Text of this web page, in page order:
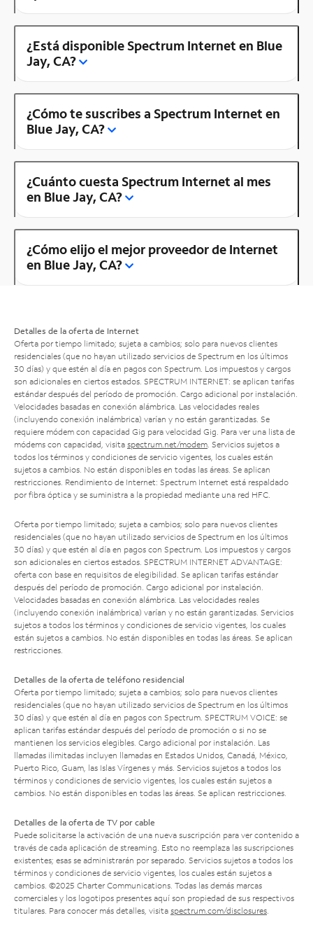
¿Está disponible Spectrum Internet en Blue
Jay, CA?
¿Cómo te suscribes a Spectrum Internet en
Blue Jay, CA?
¿Cuánto cuesta Spectrum Internet al mes
en Blue Jay, CA?
¿Cómo elijo el mejor proveedor de Internet
en Blue Jay, CA?
Detalles de la oferta de Internet
Oferta por tiempo limitado; sujeta a cambios; solo para nuevos clientes
residenciales (que no hayan utilizado servicios de Spectrum en los últimos
30 días) y que estén al día en pagos con Spectrum. Los impuestos y cargos
son adicionales en ciertos estados. SPECTRUM INTERNET: se aplican tarifas
estándar después del período de promoción. Cargo adicional por instalación.
Velocidades basadas en conexión alámbrica. Las velocidades reales
(incluyendo conexión inalámbrica) varían y no están garantizadas. Se
requiere módem con capacidad Gig para velocidad Gig. Para ver una lista de
módems con capacidad, visita spectrum.net/modem . Servicios sujetos a
todos los términos y condiciones de servicio vigentes, los cuales están
sujetos a cambios. No están disponibles en todas las áreas. Se aplican
restricciones. Rendimiento de Internet: Spectrum Internet está respaldado
por fibra óptica y se suministra a la propiedad mediante una red HFC.
Oferta por tiempo limitado; sujeta a cambios; solo para nuevos clientes
residenciales (que no hayan utilizado servicios de Spectrum en los últimos
30 días) y que estén al día en pagos con Spectrum. Los impuestos y cargos
son adicionales en ciertos estados. SPECTRUM INTERNET ADVANTAGE:
oferta con base en requisitos de elegibilidad. Se aplican tarifas estándar
después del período de promoción. Cargo adicional por instalación.
Velocidades basadas en conexión alámbrica. Las velocidades reales
(incluyendo conexión inalámbrica) varían y no están garantizadas. Servicios
sujetos a todos los términos y condiciones de servicio vigentes, los cuales
están sujetos a cambios. No están disponibles en todas las áreas. Se aplican
restricciones.
Detalles de la oferta de teléfono residencial
Oferta por tiempo limitado; sujeta a cambios; solo para nuevos clientes
residenciales (que no hayan utilizado servicios de Spectrum en los últimos
30 días) y que estén al día en pagos con Spectrum. SPECTRUM VOICE: se
aplican tarifas estándar después del período de promoción o si no se
mantienen los servicios elegibles. Cargo adicional por instalación. Las
llamadas ilimitadas incluyen llamadas en Estados Unidos, Canadá, México,
Puerto Rico, Guam, las Islas Vírgenes y más. Servicios sujetos a todos los
términos y condiciones de servicio vigentes, los cuales están sujetos a
cambios. No están disponibles en todas las áreas. Se aplican restricciones.
Detalles de la oferta de TV por cable
Puede solicitarse la activación de una nueva suscripción para ver contenido a
través de cada aplicación de streaming. Esto no reemplaza las suscripciones
existentes; esas se administrarán por separado. Servicios sujetos a todos los
términos y condiciones de servicio vigentes, los cuales están sujetos a
cambios. ©2025 Charter Communications. Todas las demás marcas
comerciales y los logotipos presentes aquí son propiedad de sus respectivos
titulares. Para conocer más detalles, visita spectrum.com/disclosures